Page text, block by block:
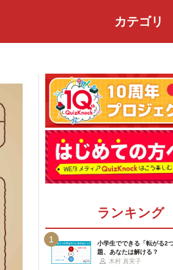
カテゴリ
ランキング
1
小学生でできる「転がる2
題、あなたは解ける？
木村 真実子